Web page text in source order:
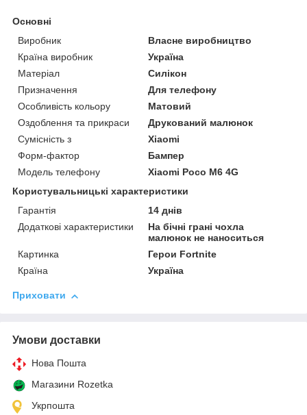
Основні
Виробник
Власне виробництво
Країна виробник
Україна
Матеріал
Силікон
Призначення
Для телефону
Особливість кольору
Матовий
Оздоблення та прикраси
Друкований малюнок
Сумісність з
Xiaomi
Форм-фактор
Бампер
Модель телефону
Xiaomi Poco M6 4G
Користувальницькі характеристики
Гарантія
14 днів
Додаткові характеристики
На бічні грані чохла
малюнок не наноситься
Картинка
Герои Fortnite
Країна
Україна
Приховати
Умови доставки
Нова Пошта
Магазини Rozetka
Укрпошта